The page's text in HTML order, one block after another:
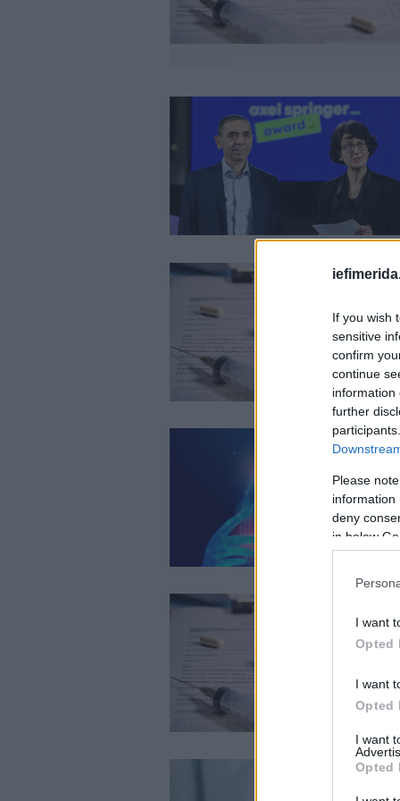
If you wish
sensitive
confirm
continue
information
further
Please
information
deny
in below
I want
Opted
I want
Opted
I want
Opted